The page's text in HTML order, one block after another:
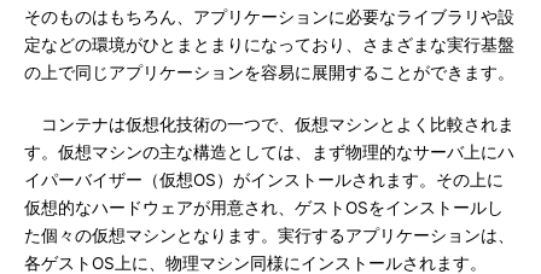
そのものはもちろん、アプリケーションに必要なライブラリや設
定などの環境がひとまとまりになっており、さまざまな実行基盤
の上で同じアプリケーションを容易に展開することができます。
コンテナは仮想化技術の一つで、仮想マシンとよく比較されま
す。仮想マシンの主な構造としては、まず物理的なサーバ上にハ
イパーバイザー（仮想OS）がインストールされます。その上に
仮想的なハードウェアが用意され、ゲストOSをインストールし
た個々の仮想マシンとなります。実行するアプリケーションは、
各ゲストOS上に、物理マシン同様にインストールされます。